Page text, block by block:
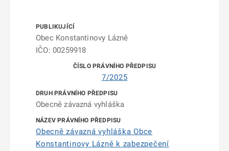
Obec Konstantinovy Lázně
IČO: 00259918
7/2025
Obecně závazná vyhláška
Obecně závazná vyhláška Obce
Konstantinovy Lázně k zabezpečení